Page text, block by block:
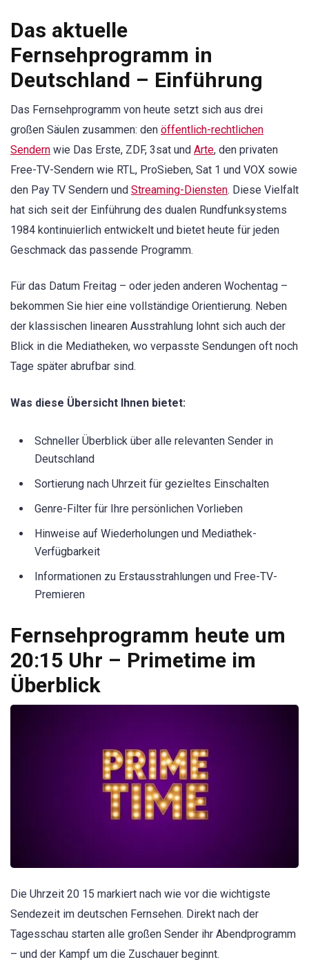
Das aktuelle
Fernsehprogramm in
Deutschland – Einführung
Das Fernsehprogramm von heute setzt sich aus drei
großen Säulen zusammen: den öffentlich-rechtlichen
Sendern wie Das Erste, ZDF, 3sat und Arte, den privaten
Free-TV-Sendern wie RTL, ProSieben, Sat 1 und VOX sowie
den Pay TV Sendern und Streaming-Diensten. Diese Vielfalt
hat sich seit der Einführung des dualen Rundfunksystems
1984 kontinuierlich entwickelt und bietet heute für jeden
Geschmack das passende Programm.
Für das Datum Freitag – oder jeden anderen Wochentag –
bekommen Sie hier eine vollständige Orientierung. Neben
der klassischen linearen Ausstrahlung lohnt sich auch der
Blick in die Mediatheken, wo verpasste Sendungen oft noch
Tage später abrufbar sind.
Was diese Übersicht Ihnen bietet:
Schneller Überblick über alle relevanten Sender in
Deutschland
Sortierung nach Uhrzeit für gezieltes Einschalten
Genre-Filter für Ihre persönlichen Vorlieben
Hinweise auf Wiederholungen und Mediathek-
Verfügbarkeit
Informationen zu Erstausstrahlungen und Free-TV-
Premieren
Fernsehprogramm heute um
20:15 Uhr – Primetime im
Überblick
Die Uhrzeit 20 15 markiert nach wie vor die wichtigste
Sendezeit im deutschen Fernsehen. Direkt nach der
Tagesschau starten alle großen Sender ihr Abendprogramm
– und der Kampf um die Zuschauer beginnt.